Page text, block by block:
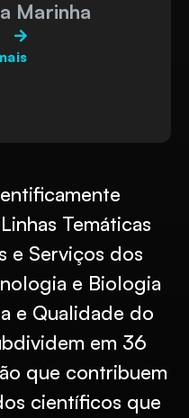
Marinha
Temáticas
e Serviços dos
e Biologia
e Qualidade do
em 36
que contribuem
científicos que